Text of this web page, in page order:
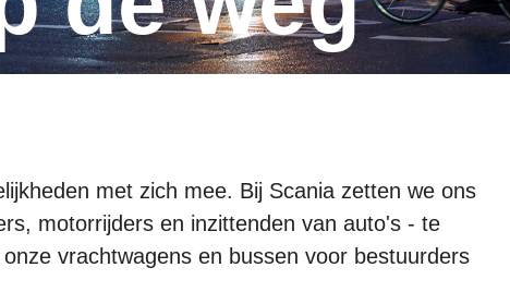
met zich mee. Bij Scania zetten we ons
motorrijders en inzittenden van auto's - te
vrachtwagens en bussen voor bestuurders